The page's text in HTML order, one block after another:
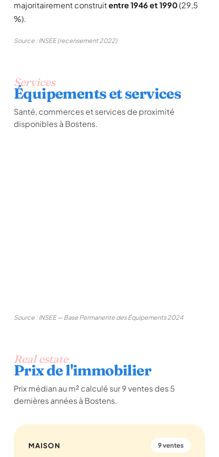
majoritairement construitentre 1946 et 1990(29,5
%).
Source : INSEE (recensement 2022)
Services
Équipements et services
Santé, commerces et services de proximité
disponibles à Bostens.
Source : INSEE — Base Permanente des Équipements 2024
Real estate
Prix de l'immobilier
Prix médian au m² calculé sur 9 ventes des 5
dernières années à Bostens.
MAISON 9 ventes